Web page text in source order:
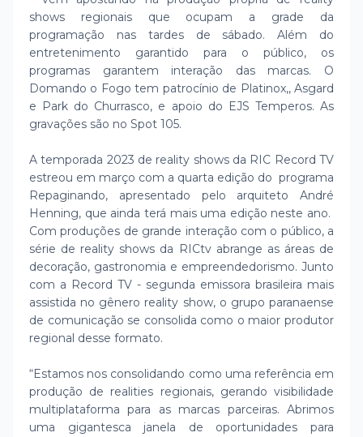
shows regionais que ocupam a grade da
programação nas tardes de sábado. Além do
entretenimento garantido para o público, os
programas garantem interação das marcas. O
Domando o Fogo tem patrocínio de Platinox,, Asgard
e Park do Churrasco, e apoio do EJS Temperos. As
gravações são no Spot 105.
A temporada 2023 de reality shows da RIC Record TV
estreou em março com a quarta edição do programa
Repaginando, apresentado pelo arquiteto André
Henning, que ainda terá mais uma edição neste ano.
Com produções de grande interação com o público, a
série de reality shows da RICtv abrange as áreas de
decoração, gastronomia e empreendedorismo. Junto
com a Record TV - segunda emissora brasileira mais
assistida no gênero reality show, o grupo paranaense
de comunicação se consolida como o maior produtor
regional desse formato.
“Estamos nos consolidando como uma referência em
produção de realities regionais, gerando visibilidade
multiplataforma para as marcas parceiras. Abrimos
uma gigantesca janela de oportunidades para